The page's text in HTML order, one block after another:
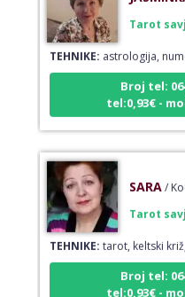
TEHNIKE:astrologija,
Broj tel:
tel:0,93€ -
TEHNIKE:tarot, keltski križ,
Broj tel:
tel:0,93€ -